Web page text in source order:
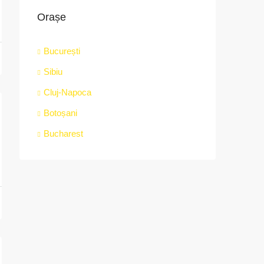
Orașe
București
Sibiu
Cluj-Napoca
Botoșani
Bucharest